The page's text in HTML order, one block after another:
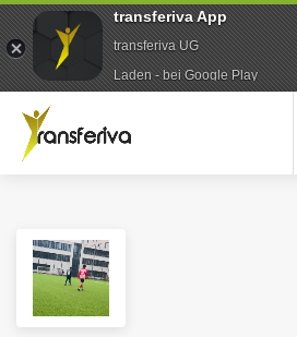
transferiva App
transferiva UG
Laden - bei Google Play